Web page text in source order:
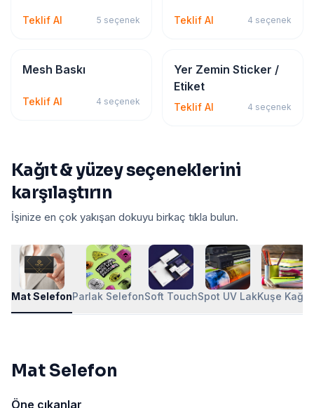
Teklif Al 5 seçenek Teklif Al 4 seçenek
Tabela & Reklam
Mesh Baskı
Teklif Al 4 seçenek
Sticker & Etiket
Yer Zemin Sticker /
Etiket
Teklif Al 4 seçenek
Kağıt & yüzey seçeneklerini
karşılaştırın
İşinize en çok yakışan dokuyu birkaç tıkla bulun.
Mat SelefonParlak SelefonSoft TouchSpot UV LakKuşe Kağıt
Mat Selefon
Öne çıkanlar